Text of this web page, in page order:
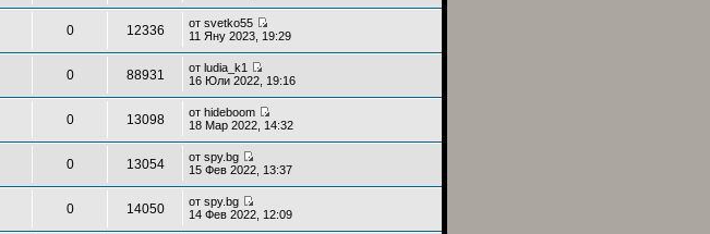
0 12336 отsvetko55
11 Яну 2023, 19:29
0 88931 отludia_k1
16 Юли 2022, 19:16
0 13098 отhideboom
18 Мар 2022, 14:32
0 13054 отspy.bg
15 Фев 2022, 13:37
0 14050 отspy.bg
14 Фев 2022, 12:09